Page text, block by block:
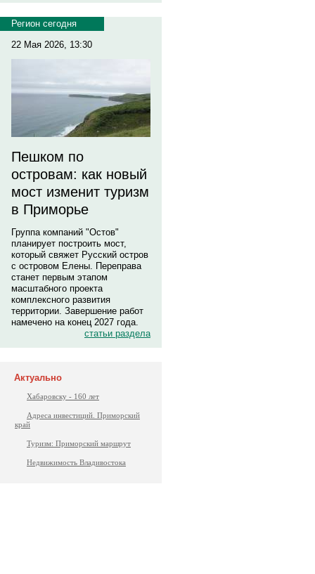
Регион сегодня
22 Мая 2026, 13:30
Пешком по
островам: как новый
мост изменит туризм
в Приморье
Группа компаний "Остов"
планирует построить мост,
который свяжет Русский остров
с островом Елены. Переправа
станет первым этапом
масштабного проекта
комплексного развития
территории. Завершение работ
намечено на конец 2027 года.
статьи раздела
Актуально
Хабаровску - 160 лет
Адреса инвестиций. Приморский
край
Туризм: Приморский маршрут
Недвижимость Владивостока